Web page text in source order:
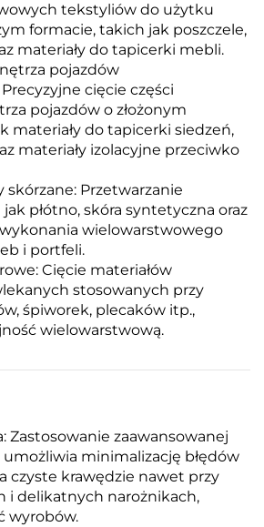
tekstyliów do użytku
formacie, takich jak poszczele,
materiały do tapicerki mebli.
pojazdów
cięcie części
pojazdów o złożonym
materiały do tapicerki siedzeń,
materiały izolacyjne przeciwko
skórzane: Przetwarzanie
płótno, skóra syntetyczna oraz
wielowarstwowego
i portfeli.
Cięcie materiałów
stosowanych przy
śpiworek, plecaków itp.,
wielowarstwową.
Zastosowanie zaawansowanej
minimalizację błędów
czyste krawędzie nawet przy
i delikatnych narożnikach,
wyrobów.